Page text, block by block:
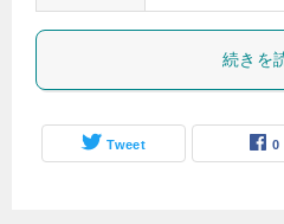
続きを
Tweet 0